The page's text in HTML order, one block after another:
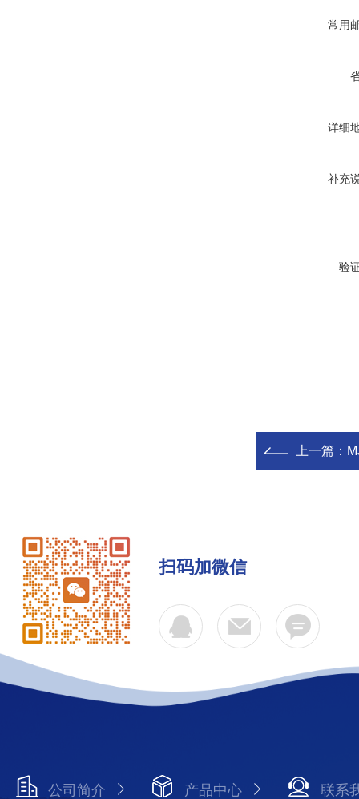
常用
详细
补充
验
上一篇：
扫码加微信
公司简介 产品中心 联系